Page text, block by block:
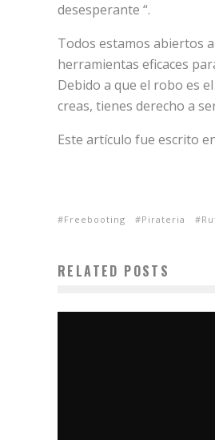
desesperante “.
Todos estamos abiertos
herramientas eficaces
Debido a que el robo es
creas, tienes derecho a
Este artículo fue escrito
Freebooting Pirateria
RELATED POSTS